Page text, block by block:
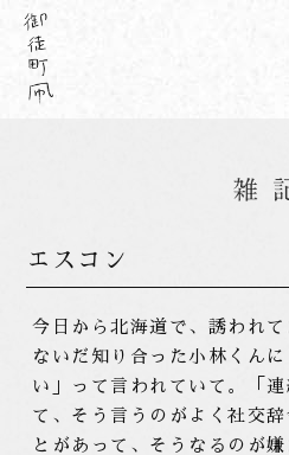
エスコン
今日から北海道で、誘われ
ないだ知り合った小林くん
い」って言われていて。「
て、そう言うのがよく社交
とがあって、そうなるのが